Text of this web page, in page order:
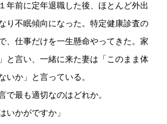
年前に定年退職した後、ほとんど外出
り不眠傾向になった。特定健康診査の
、仕事だけを一生懸命やってきた。家
と言い、一緒に来た妻は「このまま体
いか」と言っている。
で最も適切なのはどれか。
いかがですか」